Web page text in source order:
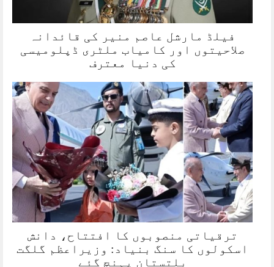
فیلڈ مارشل عاصم منیر کی قائدانہ
صلاحیتوں اور کامیاب ملٹری ڈپلومیسی
کی دنیا معترف
ترقیاتی منصوبوں کا افتتاح، دانش
اسکولوں کا سنگ بنیاد: وزیراعظم گلگت
بلتستان پہنچ گئے